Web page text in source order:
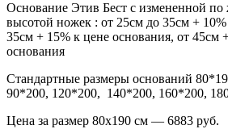
Основание Этив Бест с измененной
высотой ножек : от 25см до 35см +
35см + 15% к цене основания, от 45см
основания
Стандартные размеры оснований
90*200, 120*200, 140*200, 160*200,
Цена за размер 80х190 см — 6883 руб.